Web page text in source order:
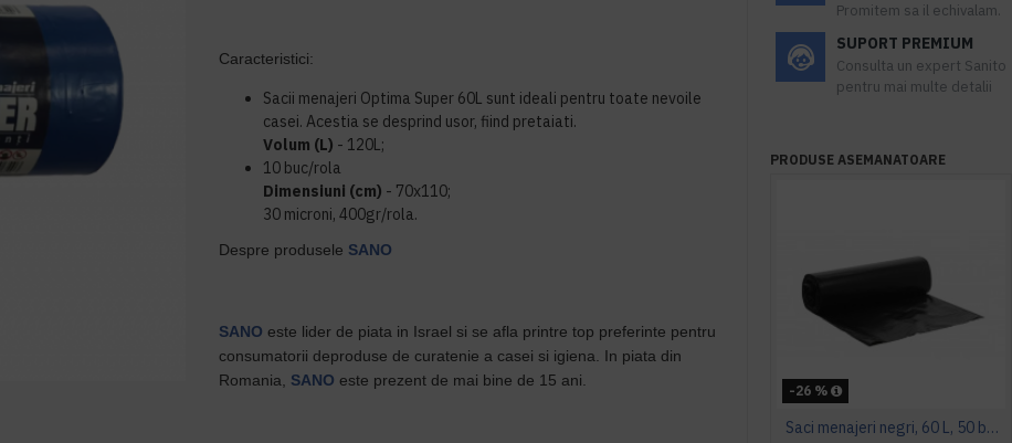
Caracteristici:
Sacii menajeri Optima Super 60L sunt ideali pentru toate nevoile
casei. Acestia se desprind usor, fiind pretaiati.
Volum (L) - 120L;
10 buc/rola
Dimensiuni (cm) - 70x110;
30 microni, 400gr/rola.
Despre produsele SANO
SANO este lider de piata in Israel si se afla printre top preferinte pentru
consumatorii deproduse de curatenie a casei si igiena. In piata din
Romania, SANO este prezent de mai bine de 15 ani.
Promitem sa il echivalam.
SUPORT PREMIUM
Consulta un expert Sanito
pentru mai multe detalii
PRODUSE ASEMANATOARE
-26 %
Saci menajeri negri, 60 L, 50 buc/rola